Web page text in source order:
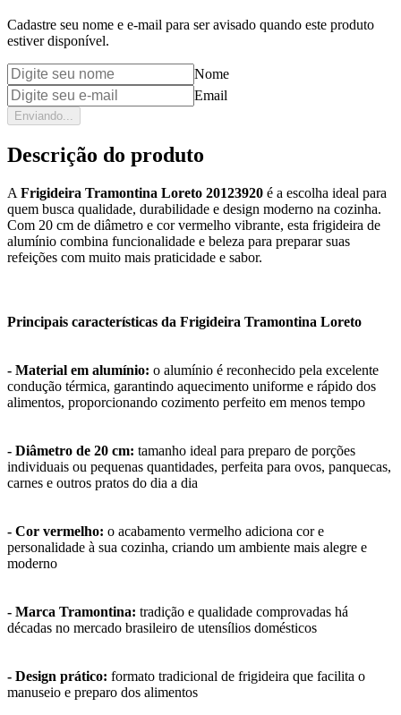
Cadastre seu nome e e-mail para ser avisado quando este produto
estiver disponível.
Nome
Email
Enviando...
Descrição do produto
A Frigideira Tramontina Loreto 20123920 é a escolha ideal para
quem busca qualidade, durabilidade e design moderno na cozinha.
Com 20 cm de diâmetro e cor vermelho vibrante, esta frigideira de
alumínio combina funcionalidade e beleza para preparar suas
refeições com muito mais praticidade e sabor.
Principais características da Frigideira Tramontina Loreto
- Material em alumínio: o alumínio é reconhecido pela excelente
condução térmica, garantindo aquecimento uniforme e rápido dos
alimentos, proporcionando cozimento perfeito em menos tempo
- Diâmetro de 20 cm: tamanho ideal para preparo de porções
individuais ou pequenas quantidades, perfeita para ovos, panquecas,
carnes e outros pratos do dia a dia
- Cor vermelho: o acabamento vermelho adiciona cor e
personalidade à sua cozinha, criando um ambiente mais alegre e
moderno
- Marca Tramontina: tradição e qualidade comprovadas há
décadas no mercado brasileiro de utensílios domésticos
- Design prático: formato tradicional de frigideira que facilita o
manuseio e preparo dos alimentos